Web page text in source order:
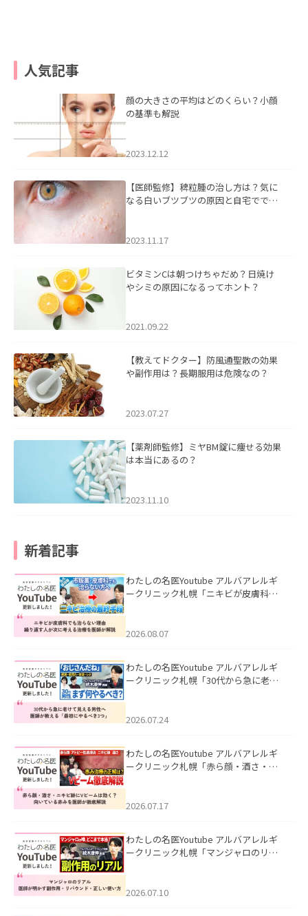
人気記事
顔の大きさの平均はどのくらい？小顔
の基準も解説
2023.12.12
【医師監修】稗粒腫の治し方は？気に
なる白いブツブツの原因と自宅ででき
2023.11.17
ビタミンCは朝つけちゃだめ？日焼け
やシミの原因になるってホント？
2021.09.22
【教えてドクター】防風通聖散の効果
や副作用は？長期服用は危険なの？
2023.07.27
【薬剤師監修】ミヤBM錠に痩せる効果
は本当にあるの？
2023.11.10
新着記事
わたしの名医Youtube アルバアレルギ
ークリニック札幌「ニキビが皮膚科で
ました。
2026.08.07
わたしの名医Youtube アルバアレルギ
ークリニック札幌「30代から急に老け
た。
2026.07.24
わたしの名医Youtube アルバアレルギ
ークリニック札幌「赤ら顔・酒さ・ニ
した。
2026.07.17
わたしの名医Youtube アルバアレルギ
ークリニック札幌「マンジャロのリア
た。
2026.07.10